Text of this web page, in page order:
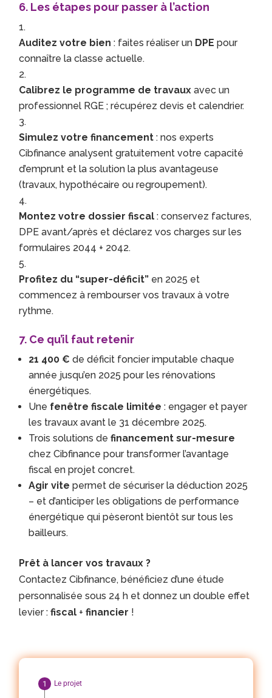
6. Les étapes pour passer à l’action
Auditez votre bien : faites réaliser un DPE pour
connaître la classe actuelle.
Calibrez le programme de travaux avec un
professionnel RGE ; récupérez devis et calendrier.
Simulez votre financement : nos experts
Cibfinance analysent gratuitement votre capacité
d’emprunt et la solution la plus avantageuse
(travaux, hypothécaire ou regroupement).
Montez votre dossier fiscal : conservez factures,
DPE avant/après et déclarez vos charges sur les
formulaires 2044 + 2042.
Profitez du “super-déficit” en 2025 et
commencez à rembourser vos travaux à votre
rythme.
7. Ce qu’il faut retenir
21 400 € de déficit foncier imputable chaque
année jusqu’en 2025 pour les rénovations
énergétiques.
Une fenêtre fiscale limitée : engager et payer
les travaux avant le 31 décembre 2025.
Trois solutions definancement sur-mesure
chez Cibfinance pour transformer l’avantage
fiscal en projet concret.
Agir vite permet de sécuriser la déduction 2025
– et d’anticiper les obligations de performance
énergétique qui pèseront bientôt sur tous les
bailleurs.
Prêt à lancer vos travaux ?
Contactez Cibfinance, bénéficiez d’une étude
personnalisée sous 24 h et donnez un double effet
levier :fiscal +financier !
Le projet